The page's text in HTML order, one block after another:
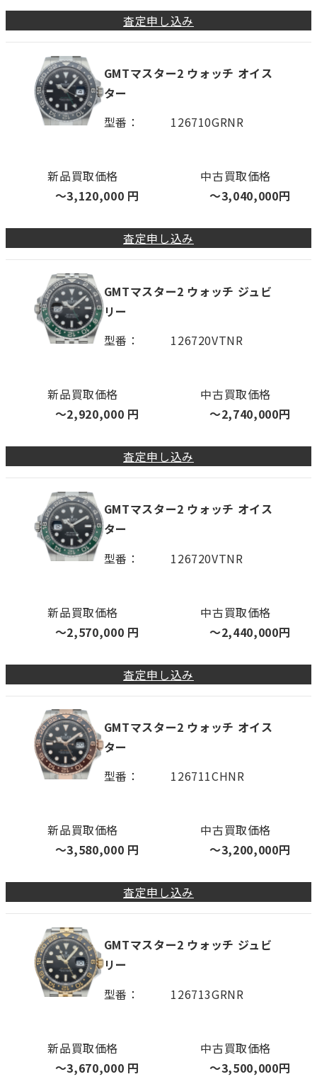
査定申し込み
GMTマスター2 ウォッチ オイス
ター
型番
126710GRNR
新品買取価格
〜3,120,000 円
中古買取価格
〜3,040,000円
査定申し込み
GMTマスター2 ウォッチ ジュビ
リー
型番
126720VTNR
新品買取価格
〜2,920,000 円
中古買取価格
〜2,740,000円
査定申し込み
GMTマスター2 ウォッチ オイス
ター
型番
126720VTNR
新品買取価格
〜2,570,000 円
中古買取価格
〜2,440,000円
査定申し込み
GMTマスター2 ウォッチ オイス
ター
型番
126711CHNR
新品買取価格
〜3,580,000 円
中古買取価格
〜3,200,000円
査定申し込み
GMTマスター2 ウォッチ ジュビ
リー
型番
126713GRNR
新品買取価格
〜3,670,000 円
中古買取価格
〜3,500,000円